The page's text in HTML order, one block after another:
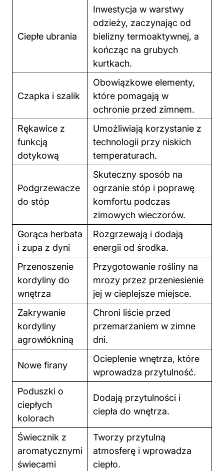
Ciepłe ubrania
Inwestycja w warstwy
odzieży, zaczynając od
bielizny termoaktywnej, a
kończąc na grubych
kurtkach.
Czapka i szalik
Obowiązkowe elementy,
które pomagają w
ochronie przed zimnem.
Rękawice z
funkcją
dotykową
Umożliwiają korzystanie z
technologii przy niskich
temperaturach.
Podgrzewacze
do stóp
Skuteczny sposób na
ogrzanie stóp i poprawę
komfortu podczas
zimowych wieczorów.
Gorąca herbata
i zupa z dyni
Rozgrzewają i dodają
energii od środka.
Przenoszenie
kordyliny do
wnętrza
Przygotowanie rośliny na
mrozy przez przeniesienie
jej w cieplejsze miejsce.
Zakrywanie
kordyliny
agrowłókniną
Chroni liście przed
przemarzaniem w zimne
dni.
Nowe firany
Ocieplenie wnętrza, które
wprowadza przytulność.
Poduszki o
ciepłych
kolorach
Dodają przytulności i
ciepła do wnętrza.
Świecznik z
aromatycznymi
świecami
Tworzy przytulną
atmosferę i wprowadza
ciepło.